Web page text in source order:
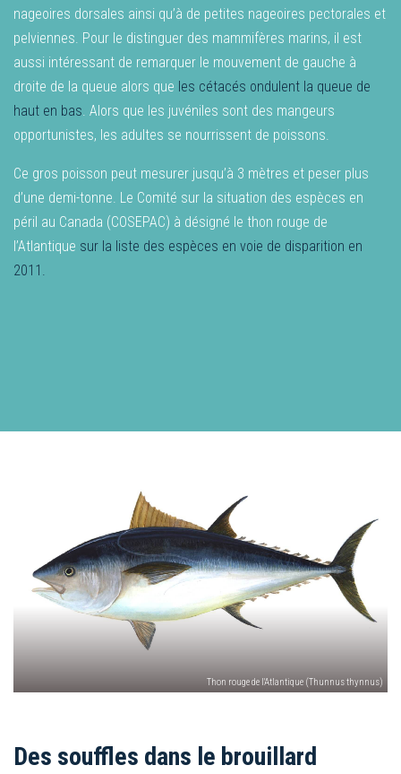
nageoires dorsales ainsi qu’à de petites nageoires pectorales et
pelviennes. Pour le distinguer des mammifères marins, il est
aussi intéressant de remarquer le mouvement de gauche à
droite de la queue alors que les cétacés ondulent la queue de
haut en bas. Alors que les juvéniles sont des mangeurs
opportunistes, les adultes se nourrissent de poissons.
Ce gros poisson peut mesurer jusqu’à 3 mètres et peser plus
d’une demi-tonne. Le Comité sur la situation des espèces en
péril au Canada (COSEPAC) à désigné le thon rouge de
l’Atlantique sur la liste des espèces en voie de disparition en
2011.
Thon rouge de l'Atlantique (Thunnus thynnus)
Des souffles dans le brouillard